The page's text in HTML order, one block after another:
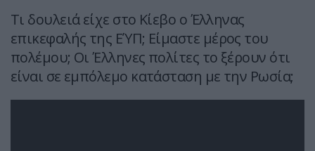
Τι δουλειά είχε στο Κίεβο ο Έλληνας
επικεφαλής της ΕΎΠ; Είμαστε μέρος του
πολέμου; Οι Έλληνες πολίτες το ξέρουν ότι
είναι σε εμπόλεμο κατάσταση με την Ρωσία;